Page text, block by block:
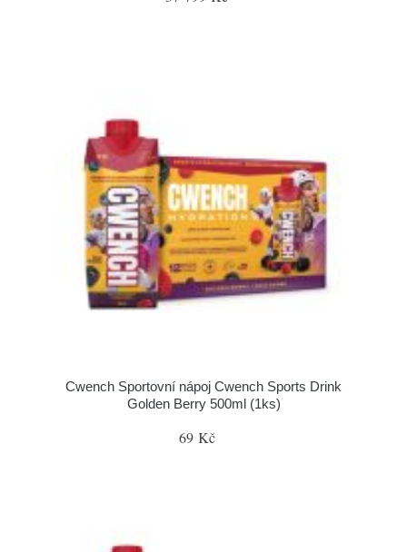
Cwench Sportovní nápoj Cwench Sports Drink
Golden Berry 500ml (1ks)
69 Kč